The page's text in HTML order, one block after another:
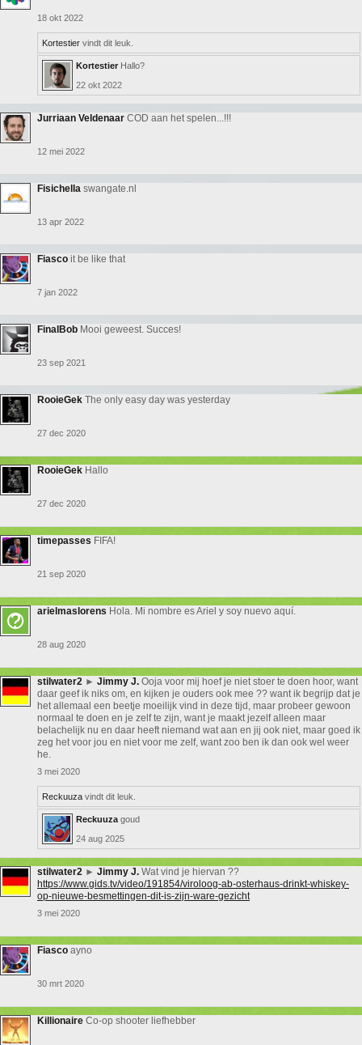
18 okt 2022
Kortestier vindt dit leuk.
Kortestier Hallo?
22 okt 2022
Jurriaan Veldenaar COD aan het spelen...!!!
12 mei 2022
Fisichella swangate.nl
13 apr 2022
Fiasco it be like that
7 jan 2022
FinalBob Mooi geweest. Succes!
23 sep 2021
RooieGek The only easy day was yesterday
27 dec 2020
RooieGek Hallo
27 dec 2020
timepasses FIFA!
21 sep 2020
arielmaslorens Hola. Mi nombre es Ariel y soy nuevo aquí.
28 aug 2020
stilwater2 ► Jimmy J. Ooja voor mij hoef je niet stoer te doen hoor, want
daar geef ik niks om, en kijken je ouders ook mee ?? want ik begrijp dat je
het allemaal een beetje moeilijk vind in deze tijd, maar probeer gewoon
normaal te doen en je zelf te zijn, want je maakt jezelf alleen maar
belachelijk nu en daar heeft niemand wat aan en jij ook niet, maar goed ik
zeg het voor jou en niet voor me zelf, want zoo ben ik dan ook wel weer
he.
3 mei 2020
Reckuuza vindt dit leuk.
Reckuuza goud
24 aug 2025
stilwater2 ► Jimmy J. Wat vind je hiervan ??
https://www.gids.tv/video/191854/viroloog-ab-osterhaus-drinkt-whiskey-
op-nieuwe-besmettingen-dit-is-zijn-ware-gezicht
3 mei 2020
Fiasco ayno
30 mrt 2020
Killionaire Co-op shooter liefhebber